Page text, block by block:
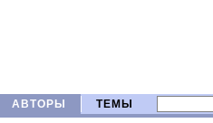
АВТОРЫ ТЕМЫ